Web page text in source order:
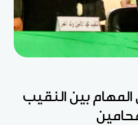
المهام بين النقيب